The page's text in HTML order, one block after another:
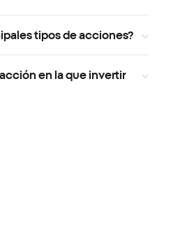
tipos de acciones?
en la que invertir